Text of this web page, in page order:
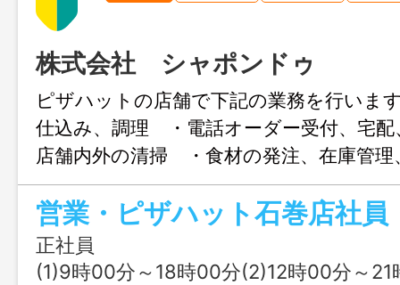
株式会社 シャポンドゥ
ピザハットの店舗で下記の業務を行い
仕込み、調理 ・電話オーダー受付、宅
店舗内外の清掃 ・食材の発注、在庫管理
店舗運営業務（パソコンを使用します
なる事を目標とする。 ＊業務の変更範
る業務
営業・ピザハット石巻店社員
正社員
(1)9時00分～18時00分(2)12時00分～21時00分(3)14時00分～23時00分又は 9時 00